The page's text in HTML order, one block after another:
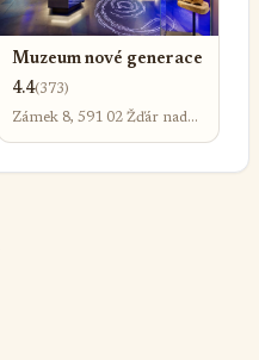
Muzeum nové generace
4.4(373)
Zámek 8, 591 02 Žďár nad